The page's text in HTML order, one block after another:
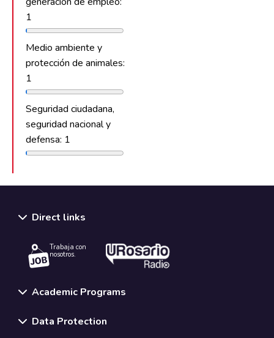
1
Medio ambiente y
protección de animales:
1
Seguridad ciudadana,
seguridad nacional y
defensa: 1
Direct links
Trabaja con
nosotros.
Academic Programs
Data Protection